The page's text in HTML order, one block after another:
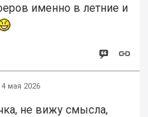
именно в летние и
мая 2026
не вижу смысла,